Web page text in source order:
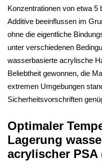
Konzentrationen von etwa
Additive beeinflussen im
ohne die eigentliche
unter verschiedenen
wasserbasierte acrylische
Beliebtheit gewonnen, die
extremen Umgebungen
Sicherheitsvorschriften
Optimaler
Lagerung
acrylischer PSA